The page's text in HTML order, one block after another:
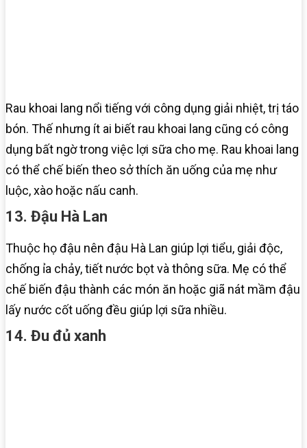
Rau khoai lang nổi tiếng với công dụng giải nhiệt, trị táo
bón. Thế nhưng ít ai biết rau khoai lang cũng có công
dụng bất ngờ trong việc lợi sữa cho mẹ. Rau khoai lang
có thể chế biến theo sở thích ăn uống của mẹ như
luộc, xào hoặc nấu canh.
13. Đậu Hà Lan
Thuộc họ đậu nên đậu Hà Lan giúp lợi tiểu, giải độc,
chống ỉa chảy, tiết nước bọt và thông sữa. Mẹ có thể
chế biến đậu thành các món ăn hoặc giã nát mầm đậu
lấy nước cốt uống đều giúp lợi sữa nhiều.
14. Đu đủ xanh